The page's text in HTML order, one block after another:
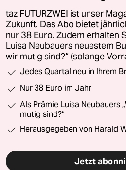
taz FUTURZWEI ist unser
Zukunft. Das Abo bietet
nur 38 Euro. Zudem erhalten
Luisa Neubauers neuestem
wir mutig sind?“ (solange
Jedes Quartal neu in Ihrem
Nur 38 Euro im Jahr
Als Prämie Luisa Neubauers
mutig sind?“
Herausgegeben von Harald
Jetzt